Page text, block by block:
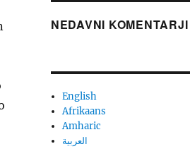
NEDAVNI KOMENTARJI
English
Afrikaans
Amharic
العربية